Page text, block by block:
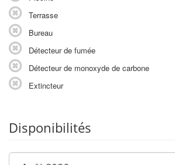
Terrasse
Bureau
Détecteur de fumée
Détecteur de monoxyde de carbone
Extincteur
Disponibilités